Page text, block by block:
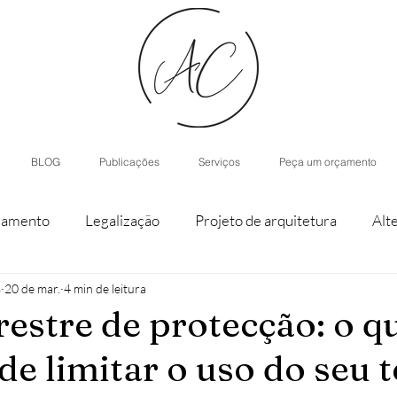
BLOG Publicações Serviços Peça um orçamento
Legalização Projeto de arquitetura
de parcela
Casas modulares Inteligência Artificial
de protecção: o
limitar o uso do seu
20 de mar. 4 min de leitura